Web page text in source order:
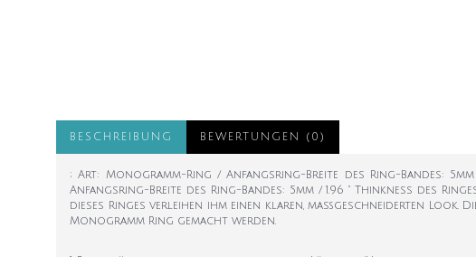
BESCHREIBUNG BEWERTUNGEN (0)
; Art: Monogramm-Ring / Anfangsring-Breite des Ring-Bandes:
Anfangsring-Breite des Ring-Bandes: 5mm / 1.96 " Thinkness des
dieses Ringes verleihen ihm einen klaren, maßgeschneiderten
Monogramm Ring gemacht werden.